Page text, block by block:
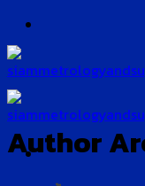
Skip
to
content
Author